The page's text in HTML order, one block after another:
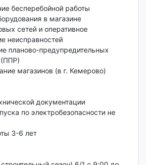
бесперебойной работы
в магазине
сетей и оперативное
неисправностей
планово-предупредительных
(ППР)
магазинов (в г. Кемерово)
документации
по электробезопасности не
3-6 лет